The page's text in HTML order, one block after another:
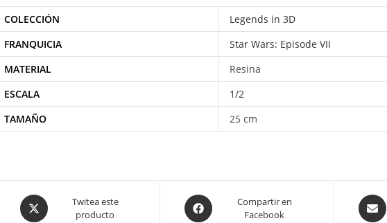
COLECCIÓN
Legends in 3D
FRANQUICIA
Star Wars: Episode VII
MATERIAL
Resina
ESCALA
1/2
TAMAÑO
25 cm
Opens
in
Twitea este
producto
Opens
in
Compartir en
Facebook
Opens
in